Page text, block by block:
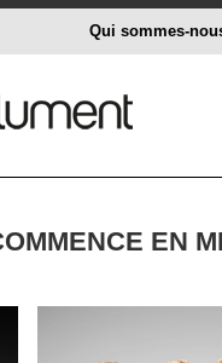
Qui sommes-
EN